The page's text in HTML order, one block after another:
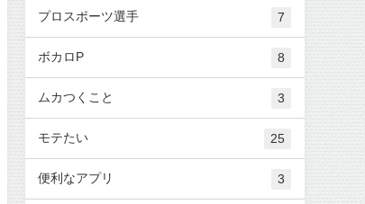
プロスポーツ選手 7
ボカロP 8
ムカつくこと 3
モテたい 25
便利なアプリ 3